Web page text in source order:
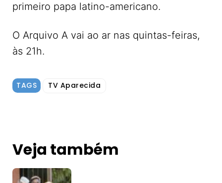
primeiro papa latino-americano.
O Arquivo A vai ao ar nas quintas-feiras,
às 21h.
TAGS TV Aparecida
Veja também